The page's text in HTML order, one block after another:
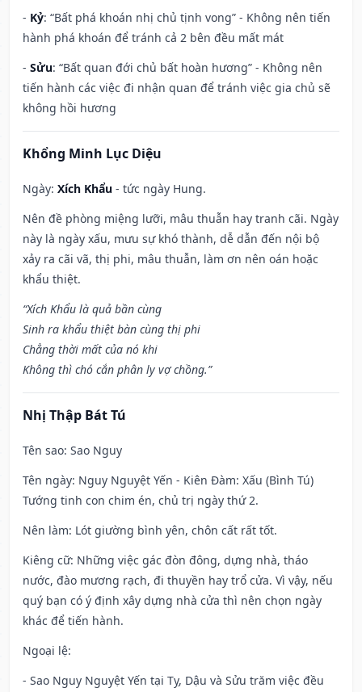
- Kỷ: “Bất phá khoán nhị chủ tịnh vong” - Không nên tiến
hành phá khoán để tránh cả 2 bên đều mất mát
- Sửu: “Bất quan đới chủ bất hoàn hương” - Không nên
tiến hành các việc đi nhận quan để tránh việc gia chủ sẽ
không hồi hương
Khổng Minh Lục Diệu
Ngày: Xích Khẩu - tức ngày Hung.
Nên đề phòng miệng lưỡi, mâu thuẫn hay tranh cãi. Ngày
này là ngày xấu, mưu sự khó thành, dễ dẫn đến nội bộ
xảy ra cãi vã, thị phi, mâu thuẫn, làm ơn nên oán hoặc
khẩu thiệt.
“Xích Khẩu là quả bần cùng
Sinh ra khẩu thiệt bàn cùng thị phi
Chẳng thời mất của nó khi
Không thì chó cắn phân ly vợ chồng.”
Nhị Thập Bát Tú
Tên sao: Sao Nguy
Tên ngày: Nguy Nguyệt Yến - Kiên Đàm: Xấu (Bình Tú)
Tướng tinh con chim én, chủ trị ngày thứ 2.
Nên làm: Lót giường bình yên, chôn cất rất tốt.
Kiêng cữ: Những việc gác đòn đông, dựng nhà, tháo
nước, đào mương rạch, đi thuyền hay trổ cửa. Vì vậy, nếu
quý bạn có ý định xây dựng nhà cửa thì nên chọn ngày
khác để tiến hành.
Ngoại lệ:
- Sao Nguy Nguyệt Yến tại Tỵ, Dậu và Sửu trăm việc đều